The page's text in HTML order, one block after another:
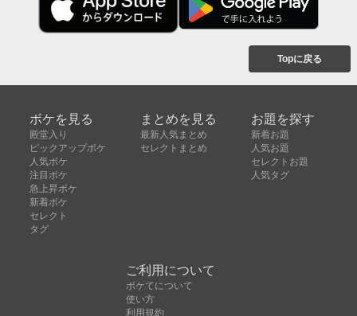
Topに戻る
ボケを見る
殿堂入り
ピックアップボケ
人気ボケ
注目ボケ
急上昇ボケ
新着ボケ
セレクト
タグ
まとめを見る
最新人気まとめ
セレクトまとめ
お題を探す
新着お題
人気お題
セレクトお題
人気タグ
ご利用について
ボケてについて
使い方
利用規約